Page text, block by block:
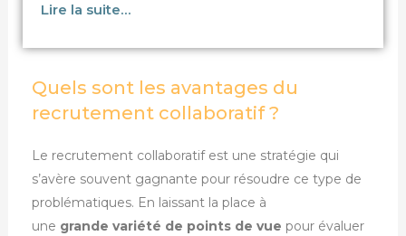
Lire la suite…
Quels sont les avantages du
recrutement collaboratif ?
Le recrutement collaboratif est une stratégie qui
s’avère souvent gagnante pour résoudre ce type de
problématiques. En laissant la place à
une grande variété de points de vue pour évaluer